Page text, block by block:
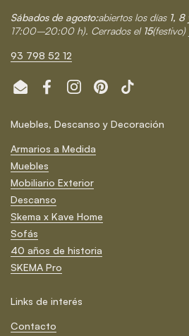
Sábados de agosto:abiertos los días 1,
17:00–20:00 h). Cerrados el 15(festivo)
93 798 52 12
Email FacebookInstagramPinterestTikTok
Muebles, Descanso y Decoración
Armarios a Medida
Muebles
Mobiliario Exterior
Descanso
Skema x Kave Home
Sofás
40 años de historia
SKEMA Pro
Links de interés
Contacto